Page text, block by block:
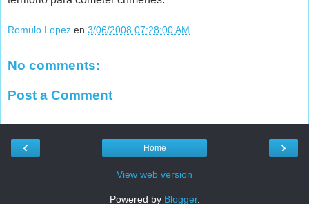
Romulo Lopez en 3/06/2008 07:28:00 AM
No comments:
Post a Comment
‹ ›
Home
View web version
Powered by Blogger.